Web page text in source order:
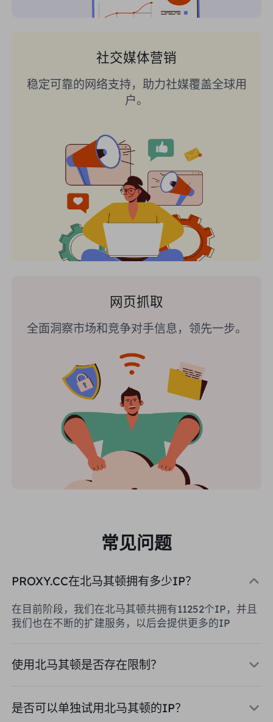
社交媒体营销
稳定可靠的网络支持，助力社媒覆盖全球用
户。
网页抓取
全面洞察市场和竞争对手信息，领先一步。
常见问题
PROXY.CC在北马其顿拥有多少IP？
在目前阶段，我们在北马其顿共拥有11252个IP，并且
我们也在不断的扩建服务，以后会提供更多的IP
使用北马其顿是否存在限制？
是否可以单独试用北马其顿的IP？